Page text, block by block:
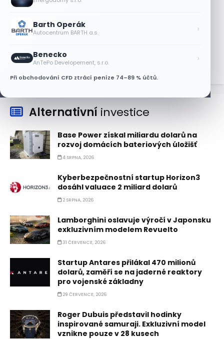
Barth Operák
Autocentrum BARTH a.s. ›
Benecko
AnTePo Developement, s.r.o. ›
Při obchodování CFD ztrácí peníze 74–89 % účtů.
Micron posílil o 7,6 % a zvýšil podíl na
trhu DRAM
Alternativní investice
Base Power získal miliardu dolarů na
rozvoj domácích bateriových úložišť
4 SRPNA, 2026
Kyberbezpečnostní startup Horizon3
dosáhl valuace 2 miliard dolarů
2 SRPNA, 2026
Lamborghini oslavuje výročí v Japonsku
exkluzivním modelem Revuelto
31 ČERVENCE, 2026
Startup Antares přilákal 470 milionů
dolarů, zaměří se na jaderné reaktory
pro vojenské základny
29 ČERVENCE, 2026
Roger Dubuis představil hodinky
inspirované samuraji. Exkluzivní model
vznikne pouze v 28 kusech